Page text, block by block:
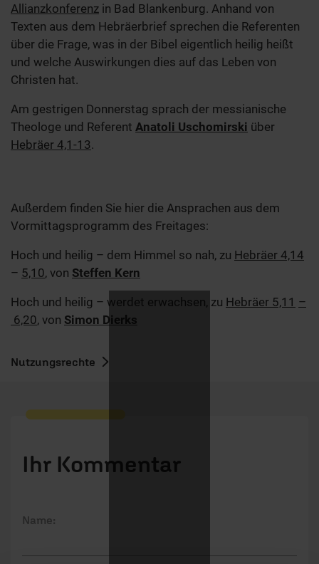
Allianzkonferenz in Bad Blankenburg. Anhand von
Texten aus dem Hebräerbrief sprechen die Referenten
über die Frage, was in der Bibel eigentlich heilig heißt
und welche Auswirkungen dies auf das Leben von
Christen hat.
Am gestrigen Donnerstag sprach der messianische
Theologe und Referent Anatoli Uschomirski über
Hebräer 4,1-13.
Außerdem finden Sie hier die Ansprachen aus dem
Vormittagsprogramm des Freitages:
Hoch und heilig – dem Himmel so nah, zu Hebräer 4,14
– 5,10, von Steffen Kern
Hoch und heilig – werdet erwachsen, zu Hebräer 5,11 –
6,20, von Simon Dierks
Nutzungsrechte
Ihr Kommentar
Name: